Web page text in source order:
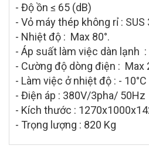
- Độ ồn ≤ 65 (dB)
- Vỏ máy thép không rỉ : SUS
- Nhiệt độ : Max 80°.
- Áp suất làm việc dàn lạnh :
- Cường độ dòng điện : Max
- Làm việc ở nhiệt độ : - 10°C
- Điện áp : 380V/3pha/ 50Hz
- Kích thước :
- Trọng lượng : 820 Kg